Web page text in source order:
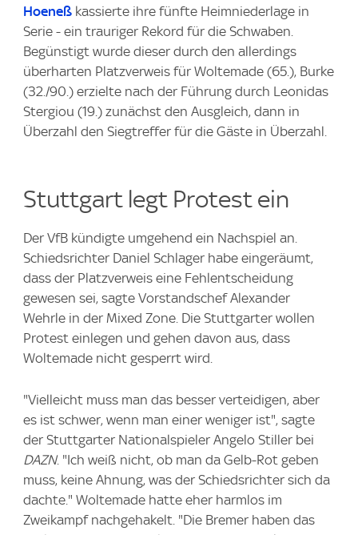
Hoeneß kassierte ihre fünfte Heimniederlage in
Serie - ein trauriger Rekord für die Schwaben.
Begünstigt wurde dieser durch den allerdings
überharten Platzverweis für Woltemade (65.), Burke
(32./90.) erzielte nach der Führung durch Leonidas
Stergiou (19.) zunächst den Ausgleich, dann in
Überzahl den Siegtreffer für die Gäste in Überzahl.
Stuttgart legt Protest ein
Der VfB kündigte umgehend ein Nachspiel an.
Schiedsrichter Daniel Schlager habe eingeräumt,
dass der Platzverweis eine Fehlentscheidung
gewesen sei, sagte Vorstandschef Alexander
Wehrle in der Mixed Zone. Die Stuttgarter wollen
Protest einlegen und gehen davon aus, dass
Woltemade nicht gesperrt wird.
"Vielleicht muss man das besser verteidigen, aber
es ist schwer, wenn man einer weniger ist", sagte
der Stuttgarter Nationalspieler Angelo Stiller bei
DAZN. "Ich weiß nicht, ob man da Gelb-Rot geben
muss, keine Ahnung, was der Schiedsrichter sich da
dachte." Woltemade hatte eher harmlos im
Zweikampf nachgehakelt. "Die Bremer haben das